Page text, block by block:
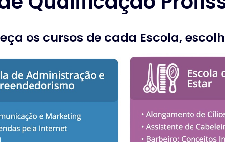
os cursos de cada Escola,